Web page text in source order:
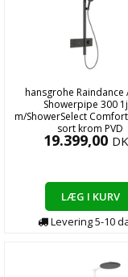
hansgrohe Raindance
Showerpipe 300
m/ShowerSelect
sort krom PVD
19.399,00
LÆG I KURV
Levering5-10